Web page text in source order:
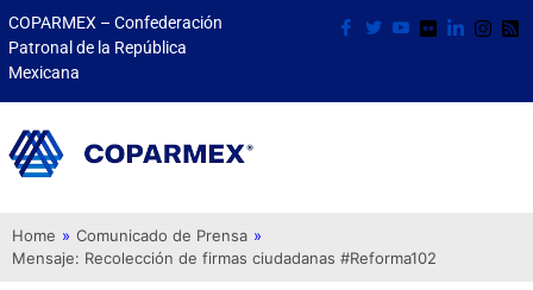
COPARMEX – Confederación
Patronal de la República
Mexicana
Home » Comunicado de Prensa »
Mensaje: Recolección de firmas ciudadanas #Reforma102